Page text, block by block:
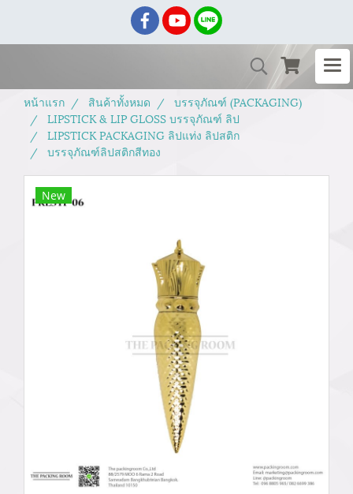
หน้าแรก สินค้าทั้งหมด
บรรจุภัณฑ์ (PACKAGING)
LIPSTICK & LIP GLOSS บรรจุภัณฑ์ ลิป
LIPSTICK PACKAGING ลิปแท่ง ลิปสติก
บรรจุภัณฑ์ลิปสติกสีทอง
New